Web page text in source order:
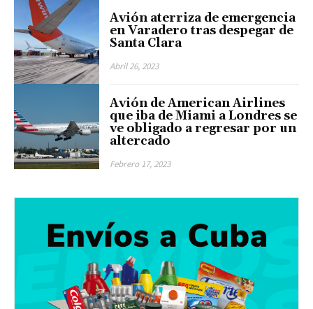
Avión aterriza de emergencia
en Varadero tras despegar de
Santa Clara
Abril 26, 2023
Avión de American Airlines
que iba de Miami a Londres se
ve obligado a regresar por un
altercado
Febrero 17, 2023